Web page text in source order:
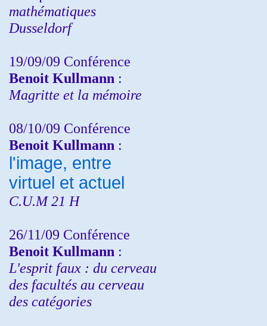
mathématiques
Dusseldorf
19/09/09 Conférence
Benoit Kullmann :
Magritte et la mémoire
08/10/09 Conférence
Benoit Kullmann :
l'image, entre
virtuel et actuel
C.U.M 21 H
26/11/09 Conférence
Benoit Kullmann :
L'esprit faux : du cerveau
des facultés au cerveau
des catégories